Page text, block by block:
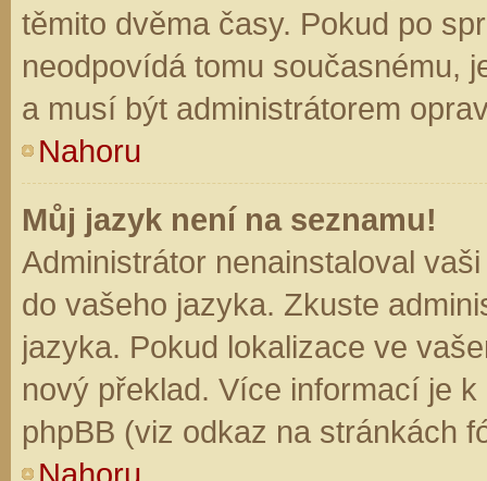
těmito dvěma časy. Pokud po
neodpovídá tomu současnému,
a musí být administrátorem
Nahoru
Můj jazyk není na seznamu!
Administrátor nenainstaloval
do vašeho jazyka. Zkuste
jazyka. Pokud lokalizace ve
nový překlad. Více informací je
phpBB (viz odkaz na stránkách